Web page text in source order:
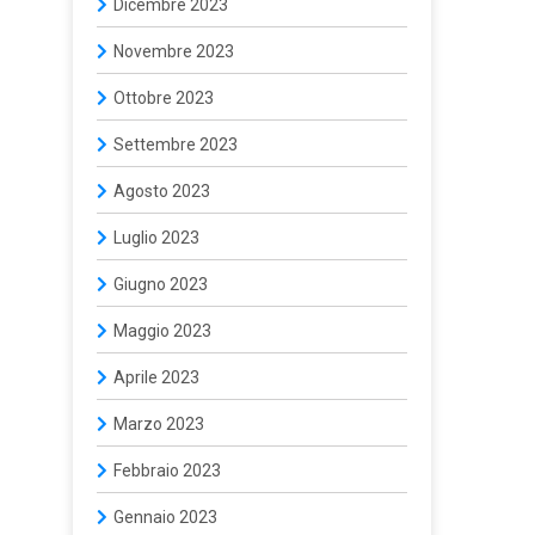
Dicembre 2023
Novembre 2023
Ottobre 2023
Settembre 2023
Agosto 2023
Luglio 2023
Giugno 2023
Maggio 2023
Aprile 2023
Marzo 2023
Febbraio 2023
Gennaio 2023